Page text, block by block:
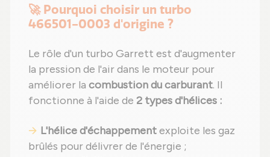
🚀 Pourquoi choisir un turbo
466501-0003 d'origine ?
Le rôle d'un turbo Garrett est d'augmenter
la pression de l'air dans le moteur pour
améliorer la combustion du carburant. Il
fonctionne à l'aide de 2 types d'hélices :
L'hélice d'échappementexploite les gaz
brûlés pour délivrer de l'énergie ;